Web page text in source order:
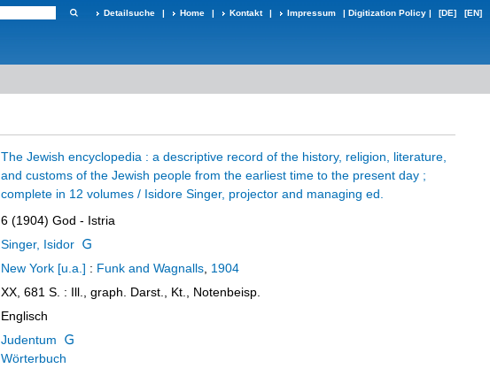
Detailsuche | Home | Kontakt | Impressum | Digitization Policy | [DE] [EN]
The Jewish encyclopedia : a descriptive record of the history, religion, literature,
and customs of the Jewish people from the earliest time to the present day ;
complete in 12 volumes / Isidore Singer, projector and managing ed.
6 (1904) God - Istria
Singer, Isidor
New York [u.a.] : Funk and Wagnalls 1904
XX, 681 S. : Ill., graph. Darst., Kt., Notenbeisp.
Englisch
Judentum
Wörterbuch